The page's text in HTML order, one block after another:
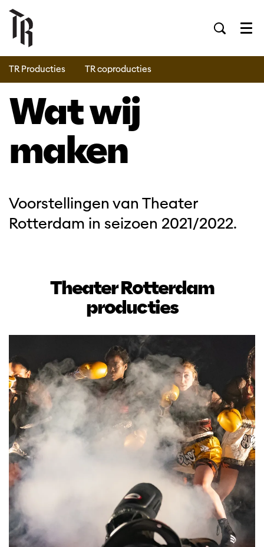
TR Producties TR coproducties
Wat wij
maken
Voorstellingen van Theater
Rotterdam in seizoen 2021/2022.
Theater Rotterdam
producties